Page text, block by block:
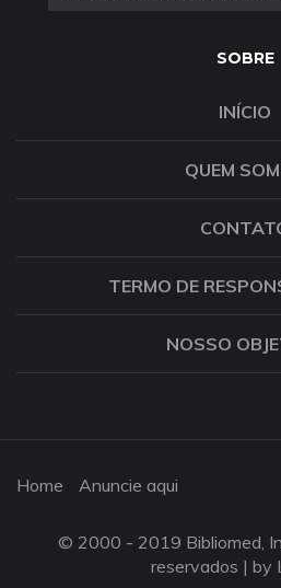
SOBRE
INÍCIO
QUEM
TERMO DE
NOSSO
Home Anuncie aqui
© 2000 - 2019 Bibliomed,
reservados | by